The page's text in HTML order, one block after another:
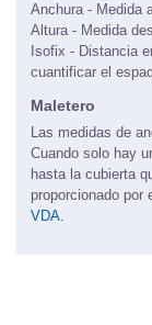
Anchura - Medida
Altura - Medida
Isofix - Distancia
cuantificar el
Maletero
Las medidas de
Cuando solo hay
hasta la cubierta
proporcionado por
VDA.